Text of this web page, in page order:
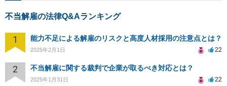
不当解雇の法律Q&Aランキング
1 能力不足による解雇のリスクと高度人材採用の注意点とは？
2025年2月1日 22
2 不当解雇に関する裁判で企業が取るべき対応とは？
2025年1月31日 22